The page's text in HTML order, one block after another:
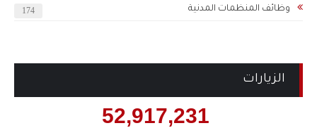
وظائف المنظمات المدنية 174
الزيارات
52,917,231